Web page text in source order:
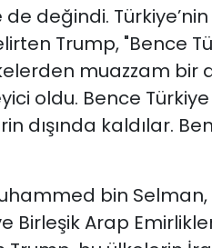
de değindi.
Trump, "Bence
muazzam bir
oldu. Bence
dışında kaldılar.
bin Selman,
Birleşik Arap